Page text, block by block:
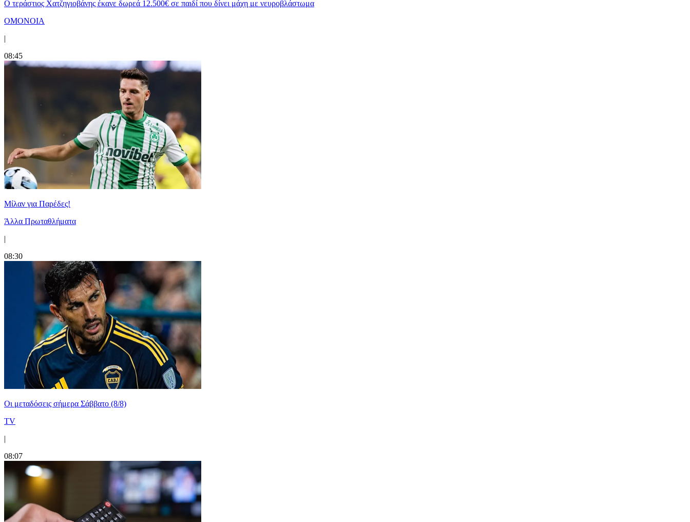
Ο τεράστιος Χατζηγιοβάνης έκανε δωρεά 12.500€ σε παιδί που δίνει μάχη με νευροβλάστωμα
ΟΜΟΝΟΙΑ
|
08:45
Μίλαν για Παρέδες!
Άλλα Πρωταθλήματα
|
08:30
Οι μεταδόσεις σήμερα Σάββατο (8/8)
TV
|
08:07